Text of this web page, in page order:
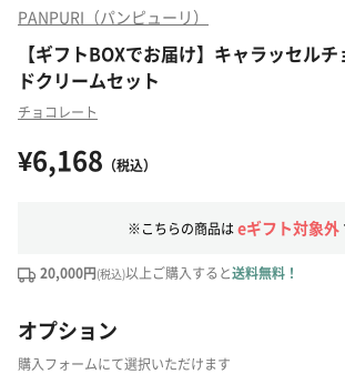
PANPURI（パンピューリ）
【ギフトBOXでお届け】キャラッセル
ドクリームセット
チョコレート
¥6,168 （税込）
※こちらの商品はeギフト対象外
20,000円(税込)以上ご購入すると送料無料！
オプション
購入フォームにて選択いただけます